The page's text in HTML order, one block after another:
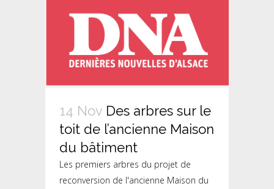
14 Nov Des arbres sur le
toit de l’ancienne Maison
du bâtiment
Les premiers arbres du projet de
reconversion de l'ancienne Maison du